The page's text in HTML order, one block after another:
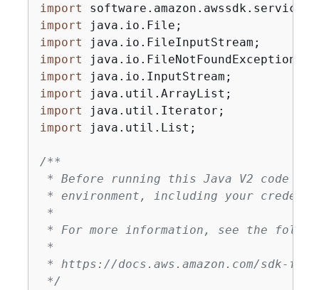
import
import
import
import
import
import
import
import java.util.List;
/**
* Before running this Java V2 code
* environment, including your
*
* For more information, see the
*
* https://docs.aws.amazon.com/sdk-
*/